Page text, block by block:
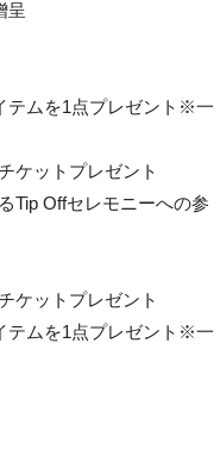
呈
テムを1点プレゼント※一
ケットプレゼント
Tip Offセレモニーへの参
ケットプレゼント
テムを1点プレゼント※一